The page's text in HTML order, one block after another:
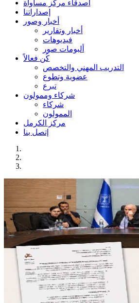
أصدقاء مركز مساواة
إصداراتنا
أخبار وصور
أخبار وتقارير
فيديوهات
ألبومات صور
كُن فعالاً
التدريب المهني والتخصص
عضوية وتطوع
تبرع
شركاء وممولون
شركاء
الممولون
مركز الكرمل
إتصل بنا